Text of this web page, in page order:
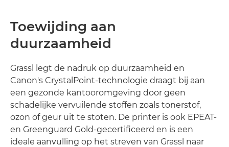
Toewijding aan
duurzaamheid
Grassl legt de nadruk op duurzaamheid en
Canon's CrystalPoint-technologie draagt bij aan
een gezonde kantooromgeving door geen
schadelijke vervuilende stoffen zoals tonerstof,
ozon of geur uit te stoten. De printer is ook EPEAT-
en Greenguard Gold-gecertificeerd en is een
ideale aanvulling op het streven van Grassl naar